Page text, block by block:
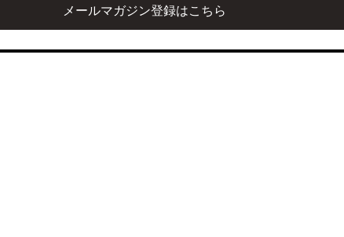
メールマガジン登録はこちら